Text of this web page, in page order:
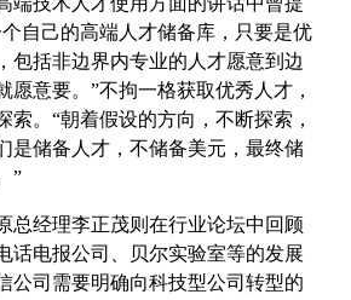
自己的高端人才储备库，只要是优
包括非边界内专业的人才愿意到边
愿意要。”不拘一格获取优秀人才，
索。“朝着假设的方向，不断探索，
储备人才，不储备美元，最终储
”
总经理李正茂则在行业论坛中回顾
话电报公司、贝尔实验室等的发展
公司需要明确向科技型公司转型的